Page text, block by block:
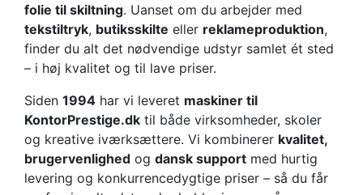
folie til skiltning. Uanset om du arbejder med
tekstiltryk, butiksskilte eller reklameproduktion,
finder du alt det nødvendige udstyr samlet ét sted
– i høj kvalitet og til lave priser.
Siden 1994 har vi leveret maskiner til
KontorPrestige.dk til både virksomheder, skoler
og kreative iværksættere. Vi kombinerer kvalitet,
brugervenlighed og dansk support med hurtig
levering og konkurrencedygtige priser – så du får